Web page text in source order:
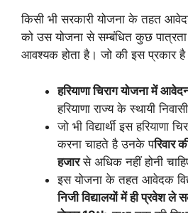
किसी भी सरकारी योजना के तहत
को उस योजना से सम्बंधित कुछ पात्रता
आवश्यक होता है। जो की इस प्रकार
हरियाणा चिराग योजना में
हरियाणा राज्य के स्थायी
जो भी विद्यार्थी इस हरियाणा
करना चाहते है उनके परिवार
हजारसे अधिक नहीं होनी
इस योजना के तहत आवेदक
निजी विद्यालयों में ही प्रवेश ले